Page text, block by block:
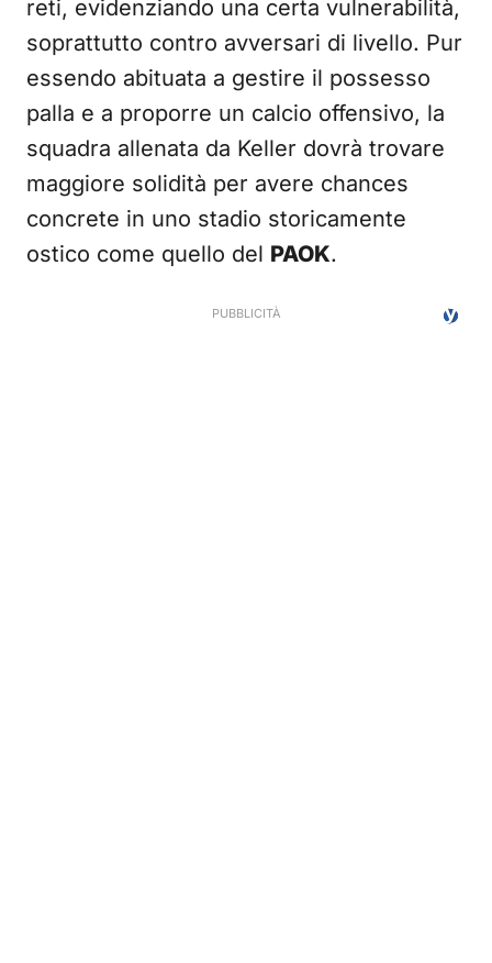
reti, evidenziando una certa vulnerabilità,
soprattutto contro avversari di livello. Pur
essendo abituata a gestire il possesso
palla e a proporre un calcio offensivo, la
squadra allenata da Keller dovrà trovare
maggiore solidità per avere chances
concrete in uno stadio storicamente
ostico come quello del PAOK.